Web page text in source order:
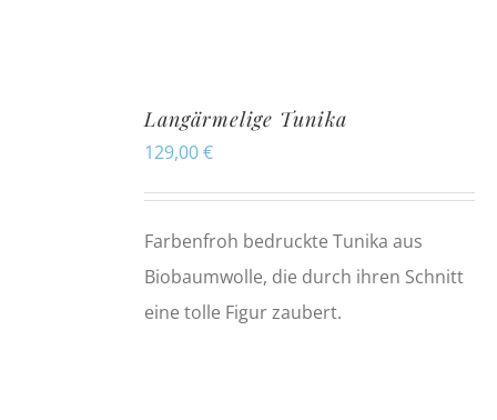
Langärmelige Tunika
129,00€
Farbenfroh bedruckte Tunika aus
Biobaumwolle, die durch ihren Schnitt
eine tolle Figur zaubert.